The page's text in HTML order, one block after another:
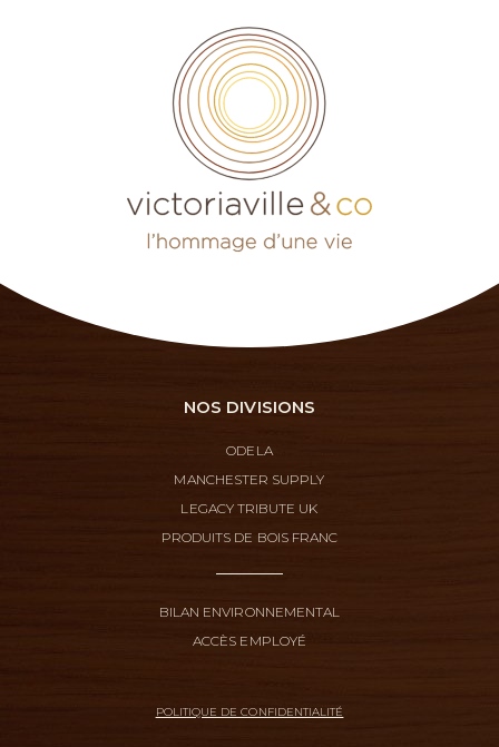
NOS DIVISIONS
ODELA
MANCHESTER SUPPLY
LEGACY TRIBUTE UK
PRODUITS DE BOIS FRANC
BILAN ENVIRONNEMENTAL
ACCÈS EMPLOYÉ
POLITIQUE DE CONFIDENTIALITÉ